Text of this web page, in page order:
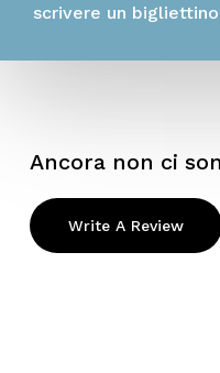
scrivere un bigliettino
Ancora non ci
Write A Review